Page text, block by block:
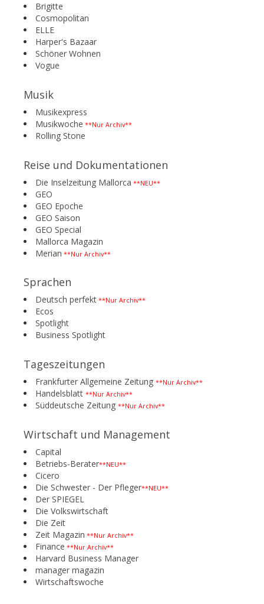
Brigitte
Cosmopolitan
ELLE
Harper's Bazaar
Schöner Wohnen
Vogue
Musik
Musikexpress
Musikwoche **Nur Archiv**
Rolling Stone
Reise und Dokumentationen
Die Inselzeitung Mallorca **NEU**
GEO
GEO Epoche
GEO Saison
GEO Special
Mallorca Magazin
Merian **Nur Archiv**
Sprachen
Deutsch perfekt **Nur Archiv**
Ecos
Spotlight
Business Spotlight
Tageszeitungen
Frankfurter Allgemeine Zeitung **Nur Archiv**
Handelsblatt **Nur Archiv**
Süddeutsche Zeitung **Nur Archiv**
Wirtschaft und Management
Capital
Betriebs-Berater**NEU**
Cicero
Die Schwester - Der Pfleger**NEU**
Der SPIEGEL
Die Volkswirtschaft
Die Zeit
Zeit Magazin **Nur Archiv**
Finance **Nur Archiv**
Harvard Business Manager
manager magazin
Wirtschaftswoche